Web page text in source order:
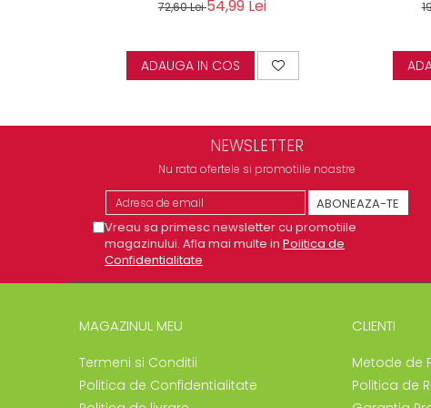
72,60 Lei54,99 Lei
ADAUGA IN COS
NEWSLETTER
Nu rata ofertele si promotiile noastre
Vreau sa primesc newsletter cu promotiile
magazinului. Afla mai multe in Politica de
Confidentialitate
MAGAZINUL MEU
Termeni si Conditii
Politica de Confidentialitate
CLIENTI
Metode de
Politica de